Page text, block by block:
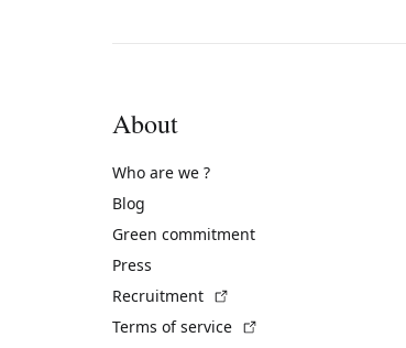
About
Who are we ?
Blog
Green commitment
Press
Recruitment
Terms of service